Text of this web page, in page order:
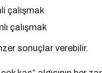
çalışmak
çalışmak
sonuçlar verebilir.